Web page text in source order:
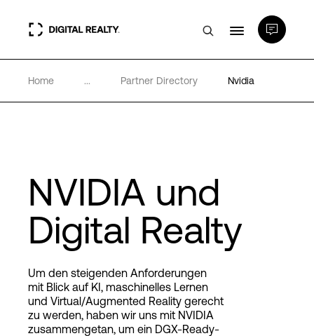
Rechenzentren
Wissenswertes
Über uns
Language
Home ... Partner Directory Nvidia
NVIDIA und
Digital Realty
Um den steigenden Anforderungen
mit Blick auf KI, maschinelles Lernen
und Virtual/Augmented Reality gerecht
zu werden, haben wir uns mit NVIDIA
zusammengetan, um ein DGX-Ready-